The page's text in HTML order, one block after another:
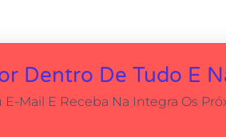
Dentro De Tudo E
E-Mail E Receba Na Integra Os